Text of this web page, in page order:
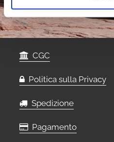
CGC
Politica sulla Privacy
Spedizione
Pagamento